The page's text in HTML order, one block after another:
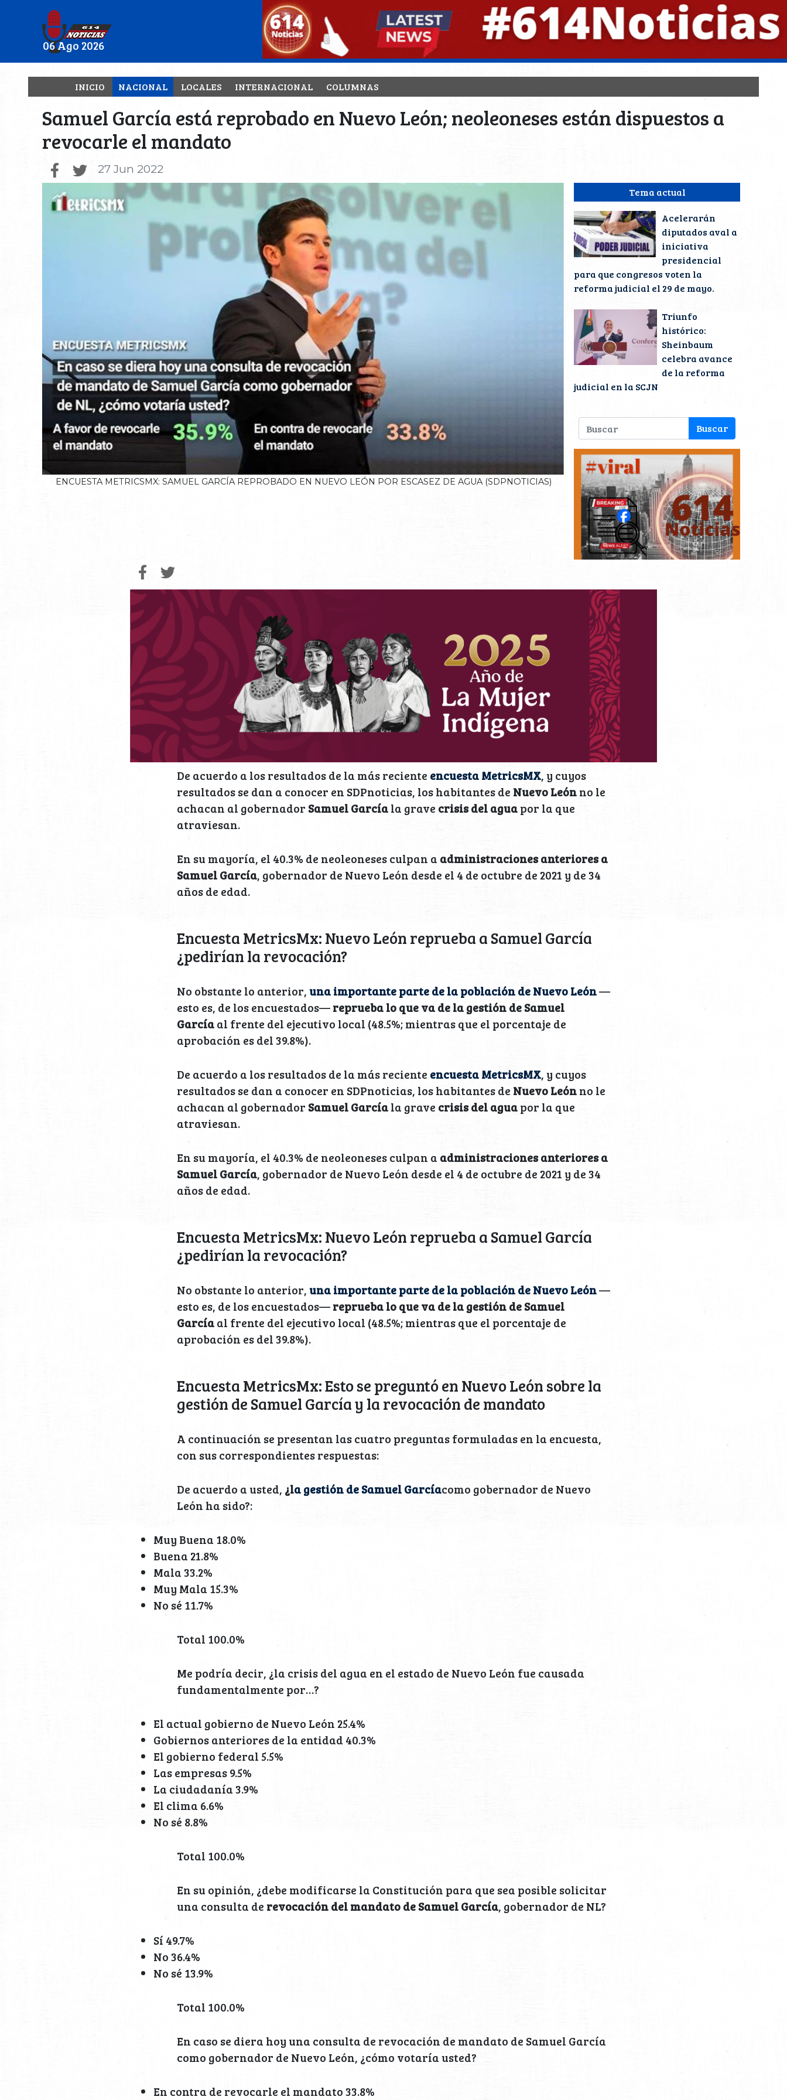
06 Ago 2026
INICIO NACIONAL LOCALES INTERNACIONAL COLUMNAS
Samuel García está reprobado en Nuevo León; neoleoneses están dispuestos a
revocarle el mandato
27 Jun 2022
ENCUESTA METRICSMX: SAMUEL GARCÍA REPROBADO EN NUEVO LEÓN POR ESCASEZ DE AGUA (SDPNOTICIAS)
Tema actual
Acelerarán
diputados aval a
iniciativa
presidencial
para que congresos voten la
reforma judicial el 29 de mayo.
Triunfo
histórico:
Sheinbaum
celebra avance
de la reforma
judicial en la SCJN
De acuerdo a los resultados de la más reciente encuesta MetricsMX, y cuyos
resultados se dan a conocer en SDPnoticias, los habitantes de Nuevo Leónno le
achacan al gobernador Samuel Garcíala grave crisis del aguapor la que
atraviesan.
En su mayoría, el 40.3% de neoleoneses culpan a administraciones anteriores a
Samuel García, gobernador de Nuevo León desde el 4 de octubre de 2021 y de 34
años de edad.
Encuesta MetricsMx: Nuevo León reprueba a Samuel García
¿pedirían la revocación?
No obstante lo anterior,una importante parte de la población de Nuevo León—
esto es, de los encuestados—reprueba lo que va de la gestión de Samuel
Garcíaal frente del ejecutivo local (48.5%; mientras que el porcentaje de
aprobación es del 39.8%).
De acuerdo a los resultados de la más reciente encuesta MetricsMX, y cuyos
resultados se dan a conocer en SDPnoticias, los habitantes de Nuevo Leónno le
achacan al gobernador Samuel Garcíala grave crisis del aguapor la que
atraviesan.
En su mayoría, el 40.3% de neoleoneses culpan a administraciones anteriores a
Samuel García, gobernador de Nuevo León desde el 4 de octubre de 2021 y de 34
años de edad.
Encuesta MetricsMx: Nuevo León reprueba a Samuel García
¿pedirían la revocación?
No obstante lo anterior,una importante parte de la población de Nuevo León—
esto es, de los encuestados—reprueba lo que va de la gestión de Samuel
Garcíaal frente del ejecutivo local (48.5%; mientras que el porcentaje de
aprobación es del 39.8%).
Encuesta MetricsMx: Esto se preguntó en Nuevo León sobre la
gestión de Samuel García y la revocación de mandato
A continuación se presentan las cuatro preguntas formuladas en la encuesta,
con sus correspondientes respuestas:
De acuerdo a usted, ¿la gestión de Samuel Garcíacomo gobernador de Nuevo
León ha sido?:
Muy Buena 18.0%
Buena 21.8%
Mala 33.2%
Muy Mala 15.3%
No sé 11.7%
Total 100.0%
Me podría decir, ¿la crisis del agua en el estado de Nuevo León fue causada
fundamentalmente por…?
El actual gobierno de Nuevo León 25.4%
Gobiernos anteriores de la entidad 40.3%
El gobierno federal 5.5%
Las empresas 9.5%
La ciudadanía 3.9%
El clima 6.6%
No sé 8.8%
Total 100.0%
En su opinión, ¿debe modificarse la Constitución para que sea posible solicitar
una consulta de revocación del mandato de Samuel García, gobernador de NL?
Sí 49.7%
No 36.4%
No sé 13.9%
Total 100.0%
En caso se diera hoy una consulta de revocación de mandato de Samuel García
como gobernador de Nuevo León, ¿cómo votaría usted?
En contra de revocarle el mandato 33.8%